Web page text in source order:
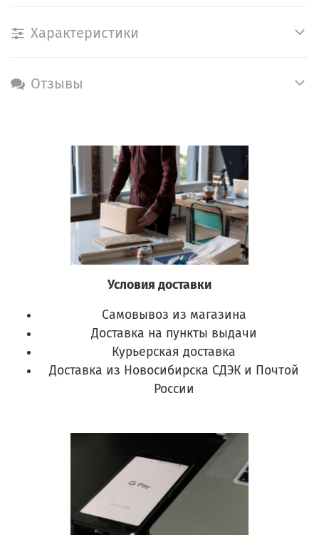
Характеристики
Отзывы
Условия доставки
Самовывоз из магазина
Доставка на пункты выдачи
Курьерская доставка
Доставка из Новосибирска СДЭК и Почтой
России